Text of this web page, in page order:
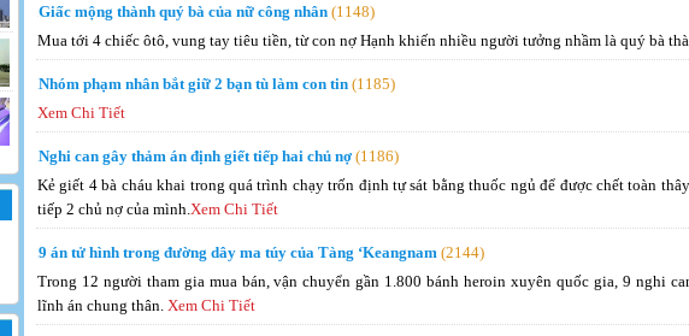
Giấc mộng thành quý bà của nữ công nhân (1148)
Mua tới 4 chiếc ôtô, vung tay tiêu tiền, từ con nợ Hạnh khiến nhiều người tưởng nhầm là quý bà
Nhóm phạm nhân bắt giữ 2 bạn tù làm con tin (1185)
Xem Chi Tiết
Nghi can gây thảm án định giết tiếp hai chủ nợ (1186)
Kẻ giết 4 bà cháu khai trong quá trình chạy trốn định tự sát bằng thuốc ngủ để được chết toàn
tiếp 2 chủ nợ của mình.Xem Chi Tiết
9 án tử hình trong đường dây ma túy của Tàng ‘Keangnam (2144)
Trong 12 người tham gia mua bán, vận chuyển gần 1.800 bánh heroin xuyên quốc gia, 9 nghi
lĩnh án chung thân. Xem Chi Tiết